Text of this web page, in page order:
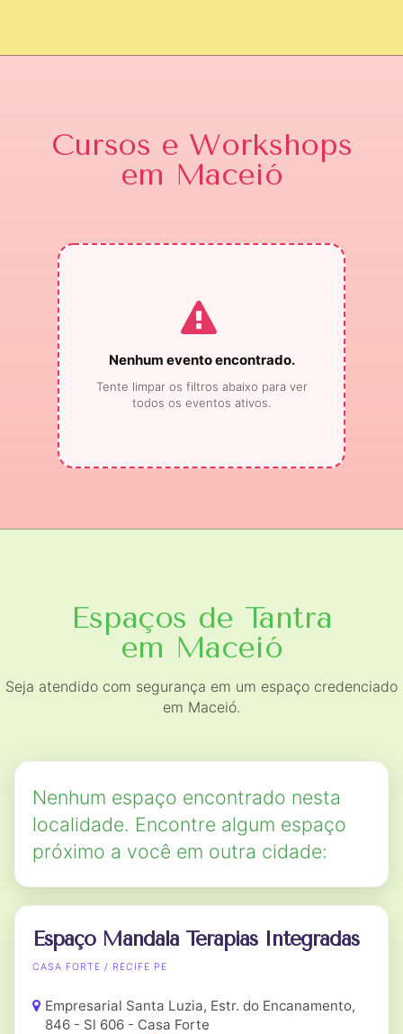
Cursos e Workshops
em Maceió
Nenhum evento encontrado.
Tente limpar os filtros abaixo para ver
todos os eventos ativos.
Espaços de Tantra
em Maceió
Seja atendido com segurança em um espaço credenciado
em Maceió.
Nenhum espaço encontrado nesta
localidade. Encontre algum espaço
próximo a você em outra cidade:
Espaço Mandala Terapias Integradas
CASA FORTE / RECIFE PE
Empresarial Santa Luzia, Estr. do Encanamento,
846 - Sl 606 - Casa Forte